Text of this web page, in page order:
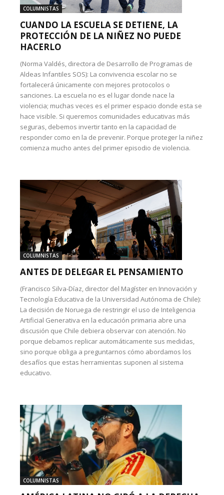
COLUMNISTAS
CUANDO LA ESCUELA SE DETIENE, LA
PROTECCIÓN DE LA NIÑEZ NO PUEDE
HACERLO
(Norma Valdés, directora de Desarrollo de Programas de
Aldeas Infantiles SOS): La convivencia escolar no se
fortalecerá únicamente con mejores protocolos o
sanciones. La escuela no es el lugar donde nace la
violencia; muchas veces es el primer espacio donde esta se
hace visible. Si queremos comunidades educativas más
seguras, debemos invertir tanto en la capacidad de
responder como en la de prevenir. Porque proteger la niñez
comienza mucho antes del primer episodio de violencia.
COLUMNISTAS
ANTES DE DELEGAR EL PENSAMIENTO
(Francisco Silva-Díaz, director del Magíster en Innovación y
Tecnología Educativa de la Universidad Autónoma de Chile):
La decisión de Noruega de restringir el uso de Inteligencia
Artificial Generativa en la educación primaria abre una
discusión que Chile debiera observar con atención. No
porque debamos replicar automáticamente sus medidas,
sino porque obliga a preguntarnos cómo abordamos los
desafíos que estas herramientas suponen al sistema
educativo.
COLUMNISTAS